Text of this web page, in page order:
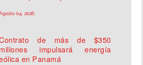
04, 2026
de más de $350
millones impulsará energía
en Panamá